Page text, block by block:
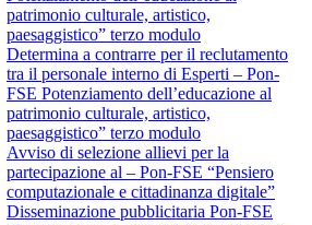
patrimonio culturale, artistico,
paesaggistico” terzo modulo
Determina a contrarre per il reclutamento
tra il personale interno di Esperti – Pon-
FSE Potenziamento dell’educazione al
patrimonio culturale, artistico,
paesaggistico” terzo modulo
Avviso di selezione allievi per la
partecipazione al – Pon-FSE “Pensiero
computazionale e cittadinanza digitale”
Disseminazione pubblicitaria Pon-FSE